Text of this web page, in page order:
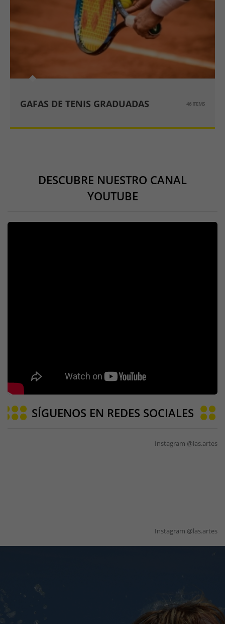
GAFAS DE TENIS GRADUADAS 46 ITEMS
DESCUBRE NUESTRO CANAL
YOUTUBE
SÍGUENOS EN REDES SOCIALES
Instagram @las.artes
Instagram @las.artes